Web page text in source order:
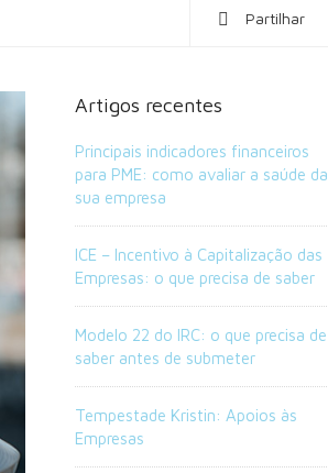
Partilhar
Artigos recentes
Principais indicadores financeiros
para PME: como avaliar a saúde da
sua empresa
ICE – Incentivo à Capitalização das
Empresas: o que precisa de saber
Modelo 22 do IRC: o que precisa de
saber antes de submeter
Tempestade Kristin: Apoios às
Empresas